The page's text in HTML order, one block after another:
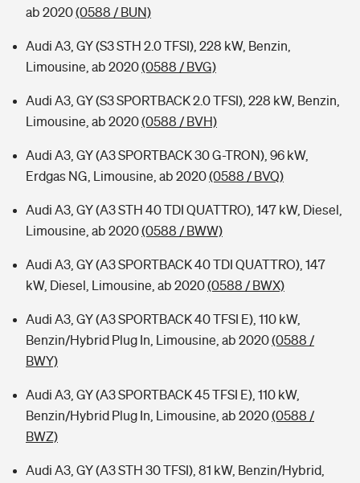
ab 2020(0588 / BUN)
Audi A3, GY (S3 STH 2.0 TFSI), 228 kW, Benzin,
Limousine, ab 2020(0588 / BVG)
Audi A3, GY (S3 SPORTBACK 2.0 TFSI), 228 kW, Benzin,
Limousine, ab 2020(0588 / BVH)
Audi A3, GY (A3 SPORTBACK 30 G-TRON), 96 kW,
Erdgas NG, Limousine, ab 2020(0588 / BVQ)
Audi A3, GY (A3 STH 40 TDI QUATTRO), 147 kW, Diesel,
Limousine, ab 2020(0588 / BWW)
Audi A3, GY (A3 SPORTBACK 40 TDI QUATTRO), 147
kW, Diesel, Limousine, ab 2020(0588 / BWX)
Audi A3, GY (A3 SPORTBACK 40 TFSI E), 110 kW,
Benzin/Hybrid Plug In, Limousine, ab 2020(0588 /
BWY)
Audi A3, GY (A3 SPORTBACK 45 TFSI E), 110 kW,
Benzin/Hybrid Plug In, Limousine, ab 2020(0588 /
BWZ)
Audi A3, GY (A3 STH 30 TFSI), 81 kW, Benzin/Hybrid,